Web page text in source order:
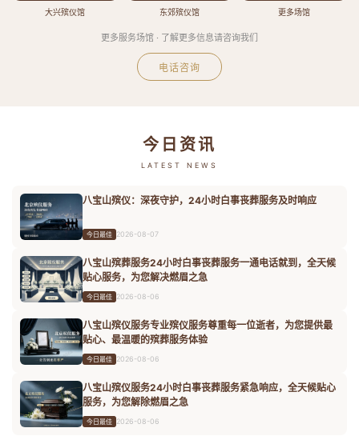
大兴殡仪馆 东郊殡仪馆 更多场馆
更多服务场馆 · 了解更多信息请咨询我们
电话咨询
今日资讯
LATEST NEWS
八宝山殡仪：深夜守护，24小时白事丧葬服务及时响应
今日最佳 2026-08-07
八宝山殡葬服务24小时白事丧葬服务一通电话就到，全天候
贴心服务，为您解决燃眉之急
今日最佳 2026-08-06
八宝山殡仪服务专业殡仪服务尊重每一位逝者，为您提供最
贴心、最温暖的殡葬服务体验
今日最佳 2026-08-06
八宝山殡仪服务24小时白事丧葬服务紧急响应，全天候贴心
服务，为您解除燃眉之急
今日最佳 2026-08-06